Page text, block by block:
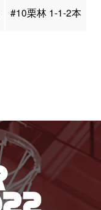
#10栗林 1-1-2本